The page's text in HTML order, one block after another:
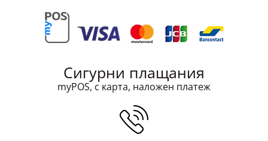
Сигурни плащания
myPOS, с карта, наложен платеж